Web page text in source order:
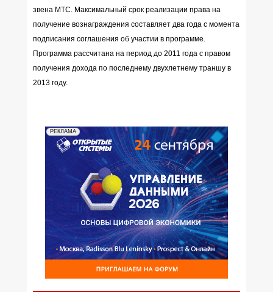
звена МТС. Максимальный срок реализации права на
получение вознаграждения составляет два года с момента
подписания соглашения об участии в программе.
Программа рассчитана на период до 2011 года с правом
получения дохода по последнему двухлетнему траншу в
2013 году.
РЕКЛАМА